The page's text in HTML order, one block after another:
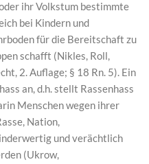
ihr Volkstum bestimmte
bei Kindern und
für die Bereitschaft zu
schafft (Nikles, Roll,
2. Auflage; § 18 Rn. 5). Ein
an, d.h. stellt Rassenhass
Menschen wegen ihrer
Nation,
und verächtlich
(Ukrow,